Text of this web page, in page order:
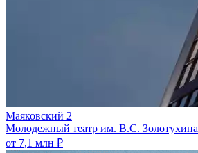
Маяковский 2
Молодежный театр им. В.С. Золотухина
от 7,1 млн ₽